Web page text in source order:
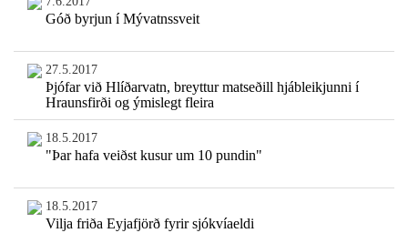
Góð byrjun í Mývatnssveit
27.5.2017
Þjófar við Hlíðarvatn, breyttur matseðill hjábleikjunni í
Hraunsfirði og ýmislegt fleira
18.5.2017
"Þar hafa veiðst kusur um 10 pundin"
18.5.2017
Vilja friða Eyjafjörð fyrir sjókvíaeldi